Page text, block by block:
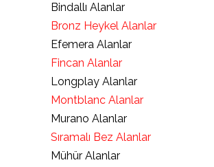
Bindallı Alanlar
Bronz Heykel Alanlar
Efemera Alanlar
Fincan Alanlar
Longplay Alanlar
Montblanc Alanlar
Murano Alanlar
Sıramalı Bez Alanlar
Mühür Alanlar